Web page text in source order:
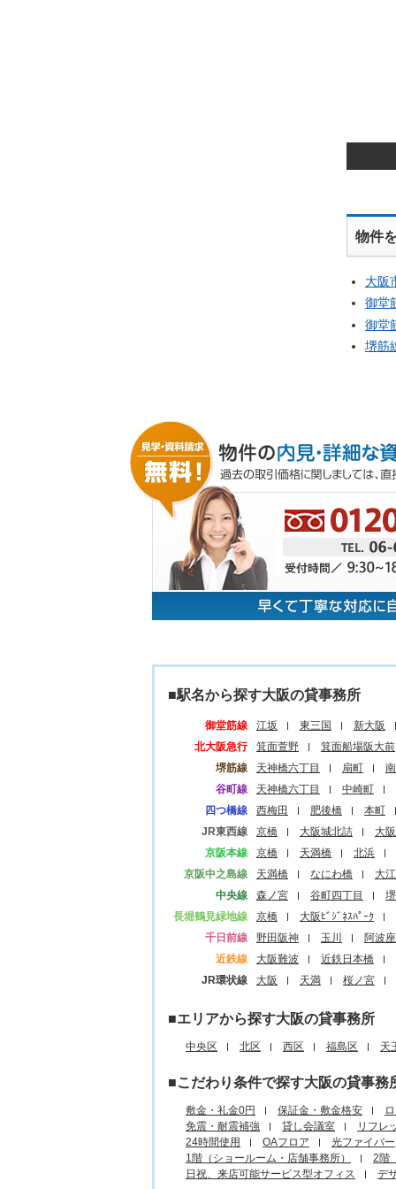
物件
大阪
御堂
御堂
堺筋
■駅名から探す大阪の貸事務所
御堂筋線 江坂 東三国
新大阪
北大阪急行
箕面萱野
箕面船場阪大前
堺筋線
天神橋六丁目 扇町
谷町線
天神橋六丁目
中崎町
四つ橋線
西梅田 肥後橋
本町
JR東西線
京橋 大阪城北詰
大
京阪本線
京橋 天満橋
北浜
京阪中之島線
天満橋 なにわ橋
大
中央線
森ノ宮 谷町四丁目
長堀鶴見緑地線
京橋
大阪ﾋﾞｼﾞﾈｽﾊﾟｰｸ
千日前線
野田阪神 玉川
阿波座
近鉄線
大阪難波
近鉄日本橋
JR環状線
大阪 天満 桜ノ宮
■エリアから探す大阪の貸事務所
中央区 北区 西区 福島区 天
■こだわり条件で探す大阪の貸事務
敷金・礼金0円 保証金・敷金格安
免震・耐震補強
貸し会議室
リフレ
24時間使用
OAフロア
光ファイバー
1階（ショールーム・店舗事務所）
2階
日祝、来店可能サービス型オフィス
デ